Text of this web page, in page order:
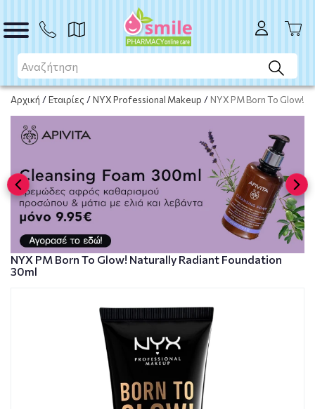
Αρχική /Εταιρίες /NYX Professional Makeup / NYX PM Born To Glow!
Μη διαθέσιμο προϊόν
Μη διαθέσιμο
NYX PM Born To Glow! Naturally Radiant Foundation
30ml